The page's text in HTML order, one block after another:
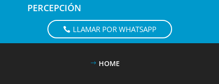
PERCEPCIÓN
LLAMAR POR WHATSAPP
HOME